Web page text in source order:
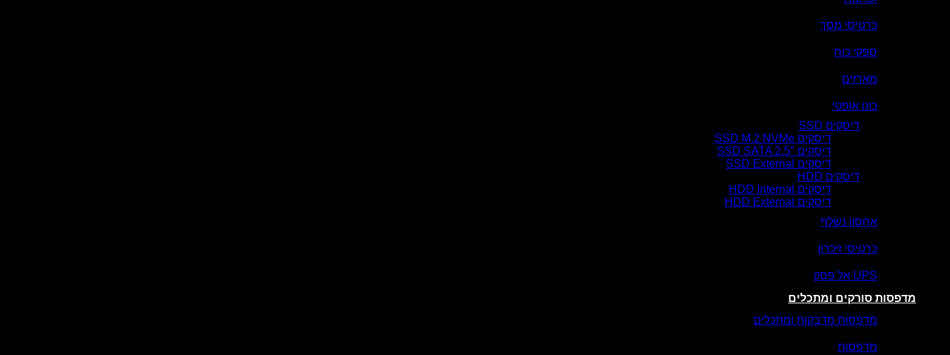
כרטיסי מסך
ספקי כוח
מארזים
כונן אופטי
דיסקים SSD
דיסקים SSD M.2 NVMe
דיסקים SSD SATA 2.5″
דיסקים SSD External
דיסקים HDD
דיסקים HDD Internal
דיסקים HDD External
אחסון נשלף
כרטיסי זיכרון
UPS אל פסק
מדפסות סורקים ומתכלים
מדפסות מדבקות ומתכלים
מדפסות